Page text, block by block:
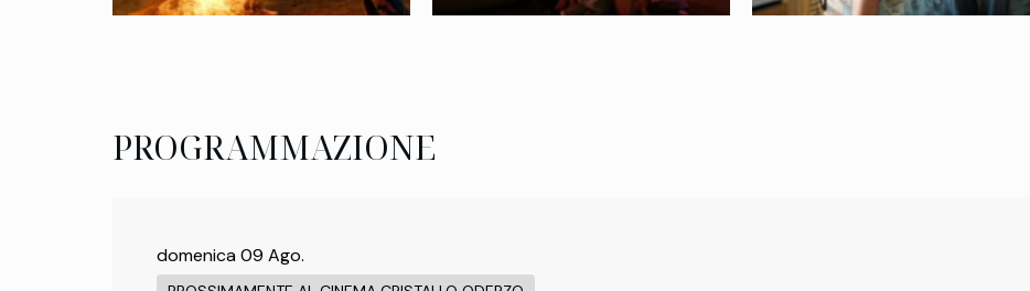
PROGRAMMAZIONE
domenica 09 Ago.